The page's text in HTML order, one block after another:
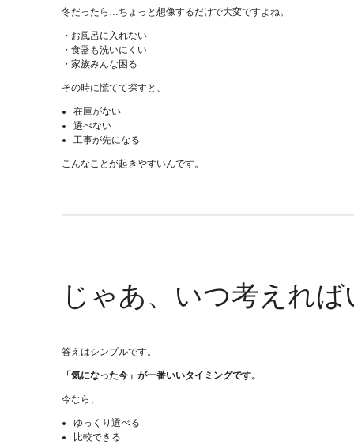
冬だったら…ちょっと想像するだけで大変ですよね。
・お風呂に入れない
・食器も洗いにくい
・家族みんな困る
その時に慌てて探すと、
在庫がない
選べない
工事が先になる
こんなことが起きやすいんです。
じゃあ、いつ考えれ
答えはシンプルです。
「気になった今」が一番いいタイミングです。
今なら、
ゆっくり選べる
比較できる